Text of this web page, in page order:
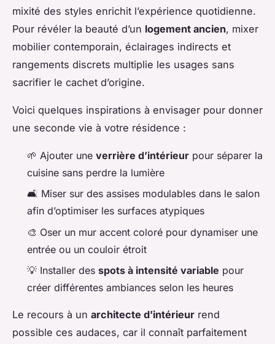
mixité des styles enrichit l’expérience quotidienne.
Pour révéler la beauté d’un logement ancien, mixer
mobilier contemporain, éclairages indirects et
rangements discrets multiplie les usages sans
sacrifier le cachet d’origine.
Voici quelques inspirations à envisager pour donner
une seconde vie à votre résidence :
🌱 Ajouter une verrière d’intérieur pour séparer la
cuisine sans perdre la lumière
🛋️ Miser sur des assises modulables dans le salon
afin d’optimiser les surfaces atypiques
🎨 Oser un mur accent coloré pour dynamiser une
entrée ou un couloir étroit
💡 Installer des spots à intensité variable pour
créer différentes ambiances selon les heures
Le recours à un architecte d’intérieur rend
possible ces audaces, car il connaît parfaitement